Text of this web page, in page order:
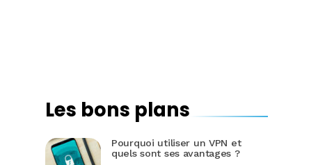
Les bons plans
Pourquoi utiliser un VPN et
quels sont ses avantages ?